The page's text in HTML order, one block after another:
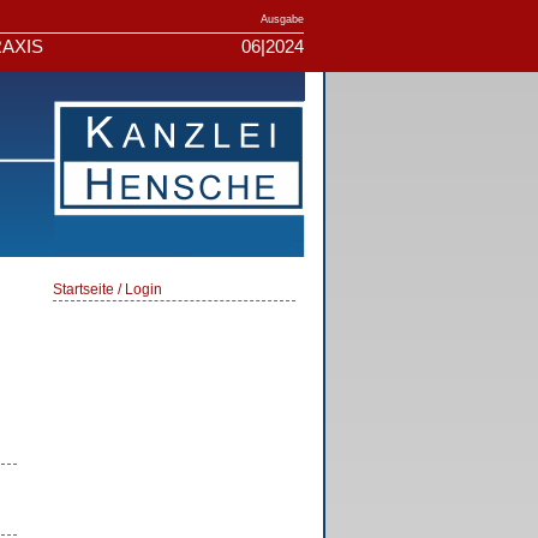
Ausgabe
06|2024
Startseite / Login